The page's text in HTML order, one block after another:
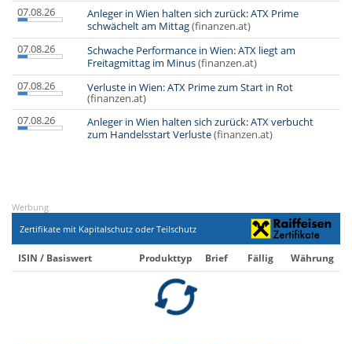
07.08.26
Anleger in Wien halten sich zurück: ATX Prime
schwächelt am Mittag(finanzen.at)
07.08.26
Schwache Performance in Wien: ATX liegt am
Freitagmittag im Minus(finanzen.at)
07.08.26
Verluste in Wien: ATX Prime zum Start in Rot
(finanzen.at)
07.08.26
Anleger in Wien halten sich zurück: ATX verbucht
zum Handelsstart Verluste(finanzen.at)
Werbung
Zertifikate mit Kapitalschutz oder Teilschutz
ISIN / Basiswert Produkttyp Brief Fällig Währung